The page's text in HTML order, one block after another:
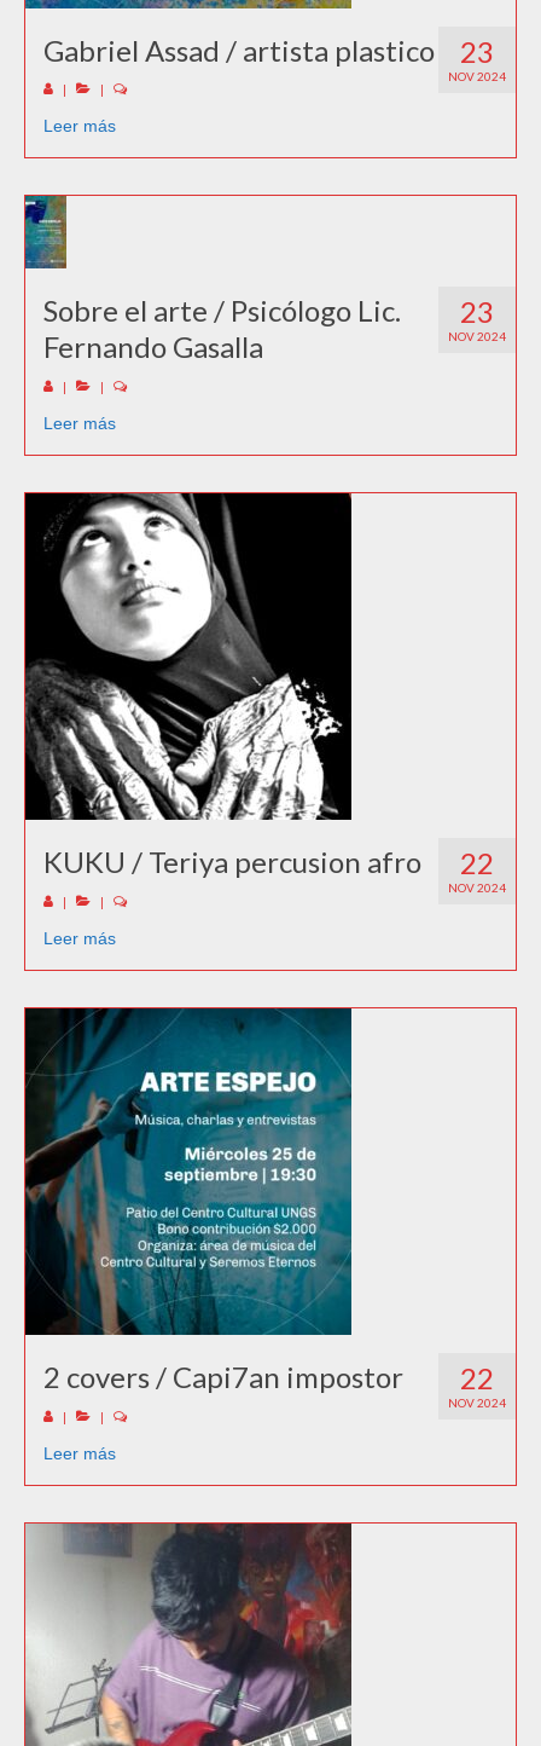
23
NOV 2024
Gabriel Assad / artista plastico
Leer más
23
NOV 2024
Sobre el arte / Psicólogo Lic.
Fernando Gasalla
Leer más
22
NOV 2024
KUKU / Teriya percusion afro
| |
Leer más
22
NOV 2024
2 covers / Capi7an impostor
| |
Leer más